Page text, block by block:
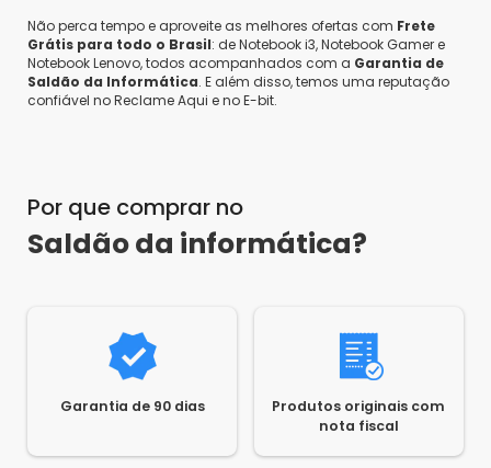
Carlos L.
Compra Verificada
•
•5 anos atrás
0 0 Compartilhar...
Escrever avaliação...
Ales • 7 anos atrás • 1
olá pode ser retirado no local, ou somente
Olá, Ales! Não temos loja física. Todas as
compras são realizadas diretamente em nosso
site e a entrega é feita pelos Correios ou
Diego B. • 7 anos atrás
É BIVOLT OU POSSO UTILIZAR SOMENTE NO 110V?
Responder
Não perca tempo e aproveite as melhores ofertas com Frete
Grátis para todo o Brasil: de Notebook i3, Notebook Gamer e
Notebook Lenovo, todos acompanhados com a Garantia de
Saldão da Informática. E além disso, temos uma reputação
confiável no Reclame Aqui e no E-bit.
Por que comprar no
Saldão da informática?
Garantia de 90 dias
Produtos originais com
nota fiscal